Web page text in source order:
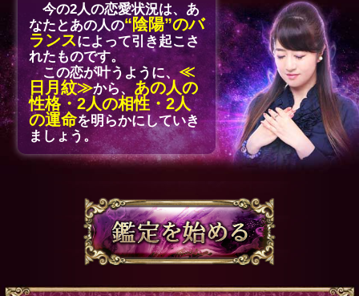
今の2人の恋愛状況は、あ
なたとあの人の“陰陽”のバ
ランスによって引き起こさ
れたものです。
この恋が叶うように、≪
日月紋≫から、 あの人の
性格・2人の相性・2人
の運命を明らかにしていき
ましょう。